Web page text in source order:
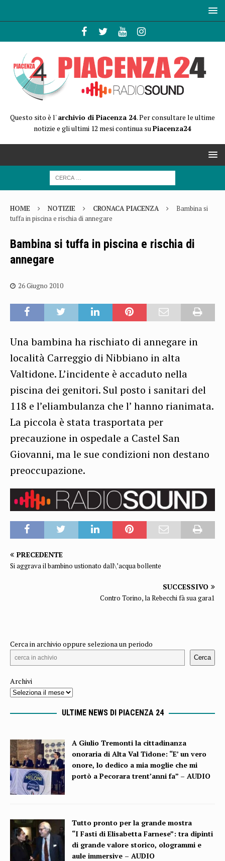
Questo sito è l'archivio di Piacenza 24. Per consultare le ultime
notizie e gli ultimi 12 mesi continua suPiacenza24
HOME NOTIZIE CRONACA PIACENZA
Bambina si
tuffa in piscina e rischia di annegare
Bambina si tuffa in piscina e rischia di
annegare
26 Giugno 2010
Una bambina ha rischiato di annegare in
località Carreggio di Nibbiano in alta
Valtidone. L’incidente è accaduto nella
piscina dei genitori. Sul posto i sanitari del
118 e l’eliambulanza che l’ hanno rianimata.
La piccola è stata trasportata per
precauzione in ospedale a Castel San
Giovanni, ma le sue condizioni non destano
preoccupazione.
PRECEDENTE
Si aggrava il bambino ustionato dall\’acqua bollente
SUCCESSIVO
Contro Torino, la Rebecchi fà sua gara1
Cerca in archivio oppure seleziona un periodo
Cerca
Archivi
ULTIME NEWS DI PIACENZA 24
A Giulio Tremonti la cittadinanza
onoraria di Alta Val Tidone: “E’ un vero
onore, lo dedico a mia moglie che mi
portò a Pecorara trent’anni fa” – AUDIO
Tutto pronto per la grande mostra
“I Fasti di Elisabetta Farnese”: tra dipinti
di grande valore storico, ologrammi e
aule immersive – AUDIO